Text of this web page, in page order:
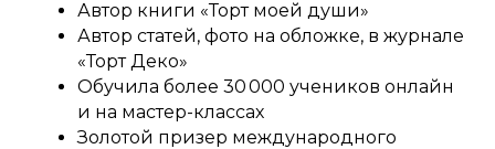
Автор книги «Торт моей души»
Автор статей, фото на обложке, в журнале
«Торт Деко»
Обучила более 30 000 учеников онлайн
и на мастер-классах
Золотой призер международного